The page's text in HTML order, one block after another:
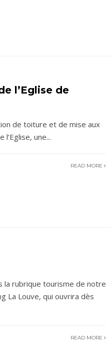
l’Eglise de
de toiture et de mise aux
une...
READ MORE
la rubrique tourisme de notre
La Louve, qui ouvrira dès
READ MORE